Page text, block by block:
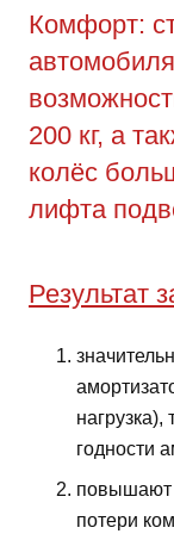
Комфорт:
200 кг, а
колёс
лифта
Результат
годности
повышают
потери